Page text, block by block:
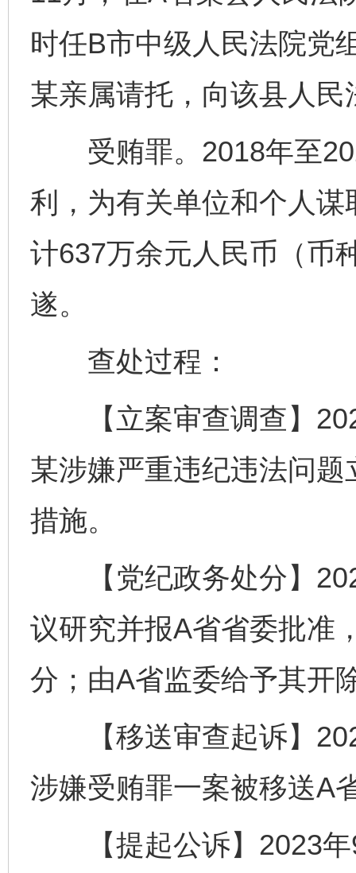
时任B市中级人民法院党
某亲属请托，向该县人
受贿罪。2018年至
利，为有关单位和个人
计637万余元人民币（币
遂。
查处过程：
【立案审查调查】
某涉嫌严重违纪违法问
措施。
【党纪政务处分】
议研究并报A省省委批准
分；由A省监委给予其开
【移送审查起诉】
涉嫌受贿罪一案被移送A
【提起公诉】2023年